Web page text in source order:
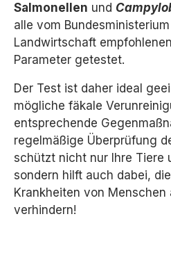
Salmonellen und
alle vom
Landwirtschaft
Parameter getestet.
Der Test ist daher ideal
mögliche fäkale
entsprechende
regelmäßige Überprüfung
schützt nicht nur Ihre Tiere
sondern hilft auch dabei,
Krankheiten von
verhindern!